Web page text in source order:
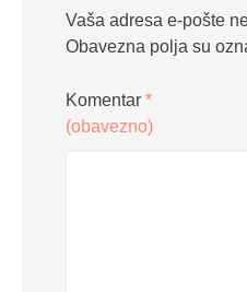
Vaša adresa e-pošte
Obavezna polja su
Komentar *
(obavezno)